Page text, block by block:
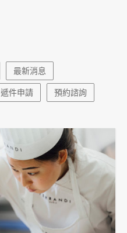
最新消息
遞件申請 預約諮詢